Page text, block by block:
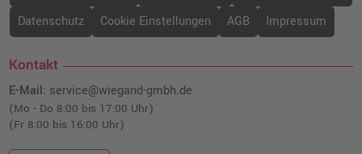
Datenschutz
Cookie Einstellungen AGB Impressum
Kontakt
E-Mail: service@wiegand-gmbh.de
(Mo - Do 8:00 bis 17:00 Uhr)
(Fr 8:00 bis 16:00 Uhr)